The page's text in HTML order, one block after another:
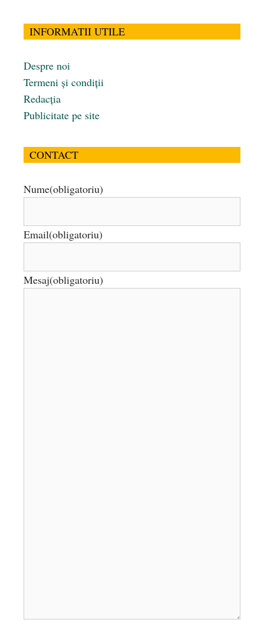
INFORMATII UTILE
Despre noi
Termeni și condiții
Redacția
Publicitate pe site
CONTACT
Nume(obligatoriu)
Email(obligatoriu)
Mesaj(obligatoriu)